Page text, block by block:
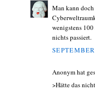
Man kann
wenigstens
nichts passiert.
Anonym hat
>Hätte das